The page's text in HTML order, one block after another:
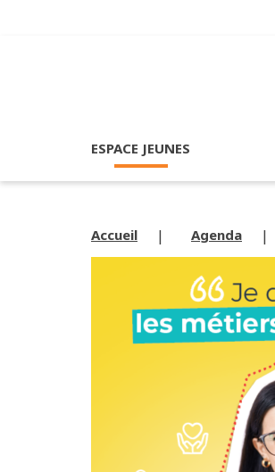
ESPACE JEUNES
Accueil Agenda